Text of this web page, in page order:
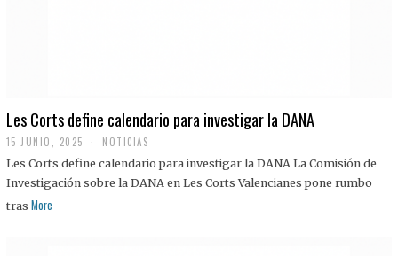
Les Corts define calendario para investigar la DANA
15 JUNIO, 2025 NOTICIAS
Les Corts define calendario para investigar la DANA La Comisión de
Investigación sobre la DANA en Les Corts Valencianes pone rumbo
tras More